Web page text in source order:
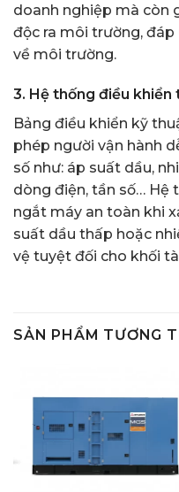
doanh nghiệp mà còn
độc ra môi trường,
về môi trường.
3. Hệ thống điều
Bảng điều khiển kỹ
phép người vận hành
số như: áp suất dầu,
dòng điện, tần số… Hệ
ngắt máy an toàn khi
suất dầu thấp hoặc
vệ tuyệt đối cho khối
SẢN PHẨM TƯƠNG